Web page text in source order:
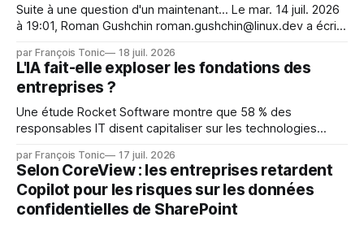
Suite à une question d'un maintenant... Le mar. 14 juil. 2026
à 19:01, Roman Gushchin roman.gushchin@linux.dev a écrit :
mainteneurs — irréalisable. Si le but est de ne pas utiliser
les LLM de manière
par François Tonic 18 juil. 2026
L'IA fait-elle exploser les fondations des
entreprises ?
Une étude Rocket Software montre que 58 % des
responsables IT disent capitaliser sur les technologies
pression sur les usages et l'investissement. Cette pression
révèle un écart entre l'ambition et la préparation.
par François Tonic 17 juil. 2026
Selon CoreView : les entreprises retardent
Copilot pour les risques sur les données
confidentielles de SharePoint